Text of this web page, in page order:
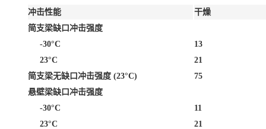
冲击性能
干燥
简支梁缺口冲击强度
-30°C
13
23°C
21
简支梁无缺口冲击强度 (23°C)
75
悬壁梁缺口冲击强度
-30°C
11
23°C
21